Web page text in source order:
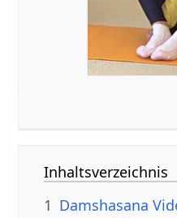
Inhaltsverzeichnis
1 Damshasana